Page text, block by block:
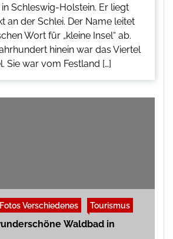
Schleswig-Holstein. Er liegt
an der Schlei. Der Name leitet
Wort für „kleine Insel“ ab.
hinein war das Viertel
Sie war vom Festland […]
Fotos Verschiedenes Tourismus
Waldbad in